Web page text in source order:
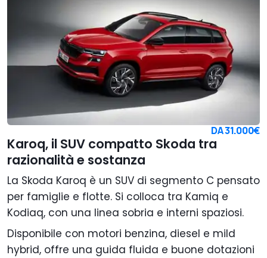
DA31.000€
Karoq, il SUV compatto Skoda tra
razionalità e sostanza
La Skoda Karoq è un SUV di segmento C pensato
per famiglie e flotte. Si colloca tra Kamiq e
Kodiaq, con una linea sobria e interni spaziosi.
Disponibile con motori benzina, diesel e mild
hybrid, offre una guida fluida e buone dotazioni